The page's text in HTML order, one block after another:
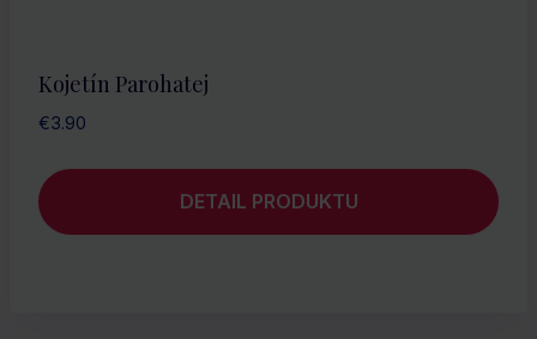
Kojetín Parohatej
€3.90
DETAIL PRODUKTU